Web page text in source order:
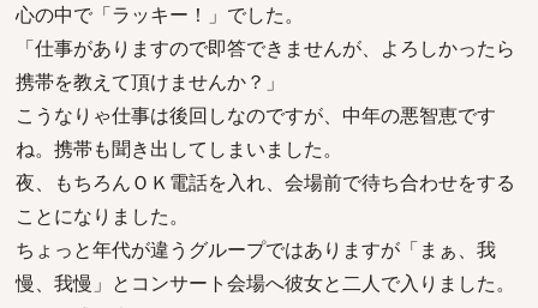
心の中で「ラッキー！」でした。
「仕事がありますので即答できませんが、よろしかったら
携帯を教えて頂けませんか？」
こうなりゃ仕事は後回しなのですが、中年の悪智恵です
ね。携帯も聞き出してしまいました。
夜、もちろんＯＫ電話を入れ、会場前で待ち合わせをする
ことになりました。
ちょっと年代が違うグループではありますが「まぁ、我
慢、我慢」とコンサート会場へ彼女と二人で入りました。